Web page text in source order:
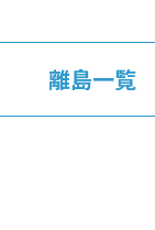
離島一覧